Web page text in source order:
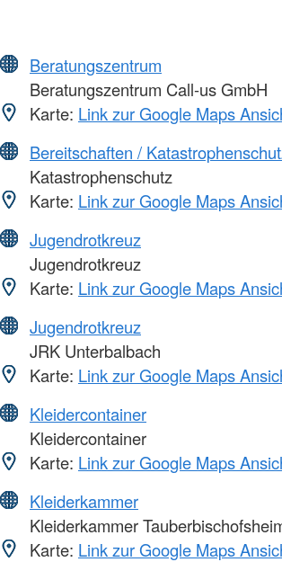
Beratungszentrum
Beratungszentrum Call-us GmbH
Karte: Link zur Google Maps
Bereitschaften /
Katastrophenschutz
Karte: Link zur Google Maps
Jugendrotkreuz
Jugendrotkreuz
Karte: Link zur Google Maps
Jugendrotkreuz
JRK Unterbalbach
Karte: Link zur Google Maps
Kleidercontainer
Kleidercontainer
Karte: Link zur Google Maps
Kleiderkammer
Kleiderkammer
Karte: Link zur Google Maps